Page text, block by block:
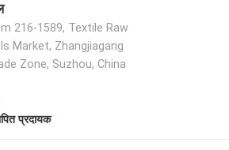
216-1589, Textile Raw
Market, Zhangjiagang
Zone, Suzhou, China
प्रदायक